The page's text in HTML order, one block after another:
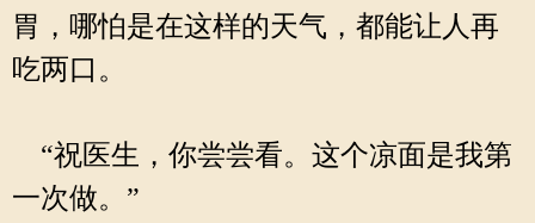
胃，哪怕是在这样的天气，都能让人再
吃两口。
“祝医生，你尝尝看。这个凉面是我第
一次做。”